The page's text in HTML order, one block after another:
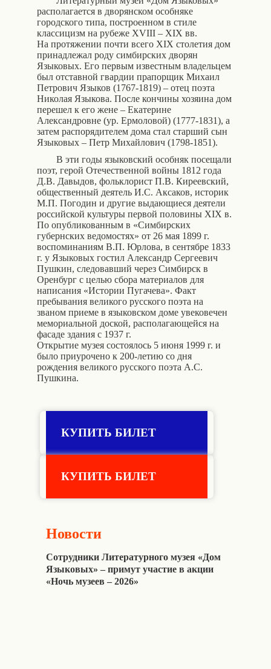
располагается в дворянском особняке
городского типа, построенном в стиле
классицизм на рубеже XVIII – XIX вв.
На протяжении почти всего XIX столетия дом
принадлежал роду симбирских дворян
Языковых. Его первым известным владельцем
был отставной гвардии прапорщик Михаил
Петрович Языков (1767-1819) – отец поэта
Николая Языкова. После кончины хозяина дом
перешел к его жене – Екатерине
Александровне (ур. Ермоловой) (1777-1831), а
затем распорядителем дома стал старший сын
Языковых – Петр Михайлович (1798-1851).
В эти годы языковский особняк посещали
поэт, герой Отечественной войны 1812 года
Д.В. Давыдов, фольклорист П.В. Киреевский,
общественный деятель И.С. Аксаков, историк
М.П. Погодин и другие выдающиеся деятели
российской культуры первой половины XIX в.
По опубликованным в «Симбирских
губернских ведомостях» от 26 мая 1899 г.
воспоминаниям В.П. Юрлова, в сентябре 1833
г. у Языковых гостил Александр Сергеевич
Пушкин, следовавший через Симбирск в
Оренбург с целью сбора материалов для
написания «Истории Пугачева». Факт
пребывания великого русского поэта на
званом приеме в языковском доме увековечен
мемориальной доской, располагающейся на
фасаде здания с 1937 г.
Открытие музея состоялось 5 июня 1999 г. и
было приурочено к 200-летию со дня
рождения великого русского поэта А.С.
Пушкина.
КУПИТЬ БИЛЕТ
КУПИТЬ БИЛЕТ
Новости
Сотрудники Литературного музея «Дом
Языковых» – примут участие в акции
«Ночь музеев – 2026»